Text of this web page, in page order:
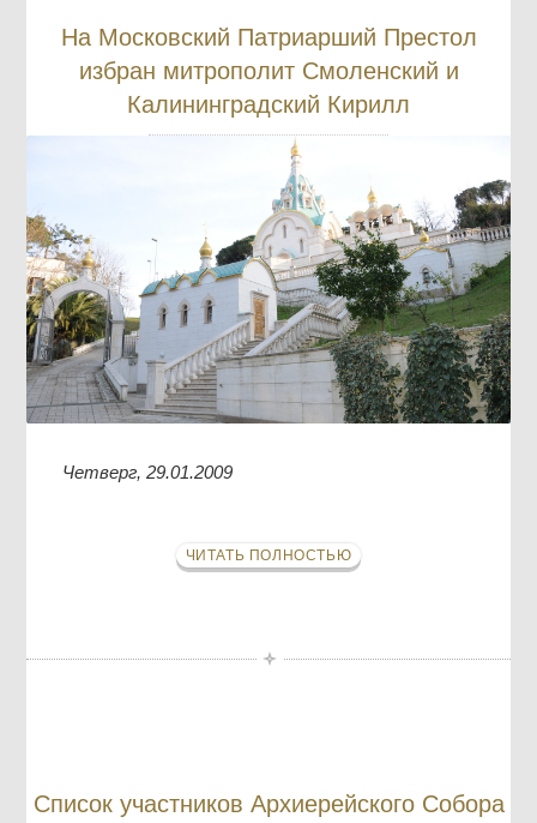
На Московский Патриарший Престол
избран митрополит Смоленский и
Калининградский Кирилл
Четверг, 29.01.2009
ЧИТАТЬ ПОЛНОСТЬЮ
Список участников Архиерейского Собора